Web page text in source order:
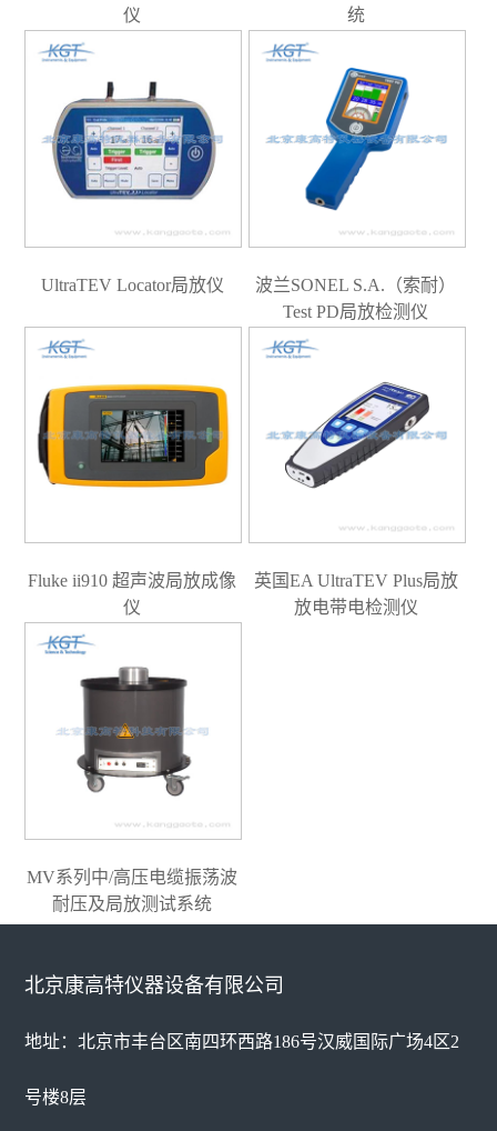
仪
统
UltraTEV Locator局放仪
波兰SONEL S.A.（索耐）
Test PD局放检测仪
Fluke ii910 超声波局放成像
仪
英国EA UltraTEV Plus局放
放电带电检测仪
MV系列中/高压电缆振荡波
耐压及局放测试系统
北京康高特仪器设备有限公司
地址：北京市丰台区南四环西路186号汉威国际广场4区2
号楼8层